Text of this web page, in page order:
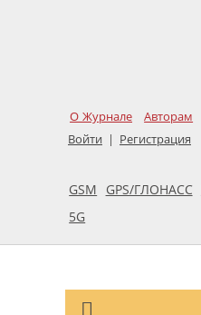
О Журнале Авторам
Войти | Регистрация
GSM GPS/ГЛОНАСС
5G